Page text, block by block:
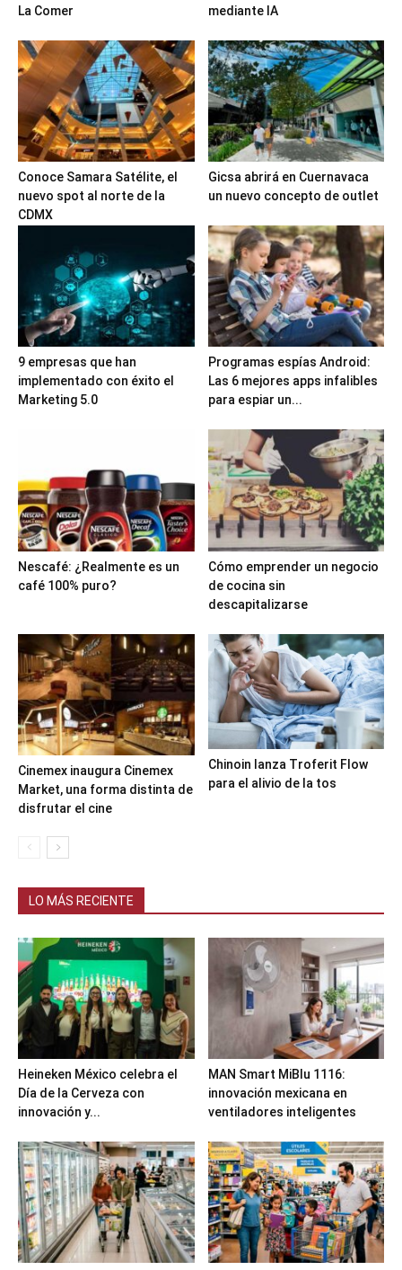
La Comer mediante IA
Conoce Samara Satélite, el
nuevo spot al norte de la
CDMX
Gicsa abrirá en Cuernavaca
un nuevo concepto de outlet
9 empresas que han
implementado con éxito el
Marketing 5.0
Programas espías Android:
Las 6 mejores apps infalibles
para espiar un...
Nescafé: ¿Realmente es un
café 100% puro?
Cómo emprender un negocio
de cocina sin
descapitalizarse
Cinemex inaugura Cinemex
Market, una forma distinta de
disfrutar el cine
Chinoin lanza Troferit Flow
para el alivio de la tos
LO MÁS RECIENTE
Heineken México celebra el
Día de la Cerveza con
innovación y...
MAN Smart MiBlu 1116:
innovación mexicana en
ventiladores inteligentes